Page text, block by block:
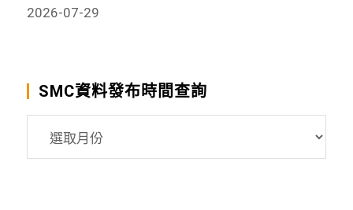
2026-07-29
SMC資料發布時間查詢